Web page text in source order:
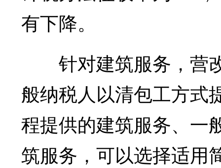
有下降。
针对建筑服务，营
般纳税人以清包工方式
程提供的建筑服务、一
筑服务，可以选择适用